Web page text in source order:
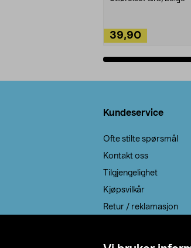
39,90
Kundeservice
Ofte stilte spørsmål
Kontakt oss
Tilgjengelighet
Kjøpsvilkår
Retur / reklamasjon